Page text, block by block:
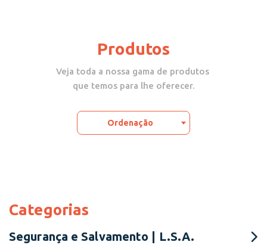
Produtos
Veja toda a nossa gama de produtos
que temos para lhe oferecer.
Ordenação
Categorias
Segurança e Salvamento | L.S.A.